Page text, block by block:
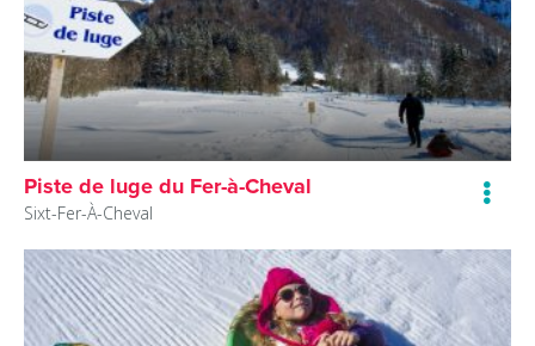
Piste de luge du Fer-à-Cheval
Sixt-Fer-À-Cheval